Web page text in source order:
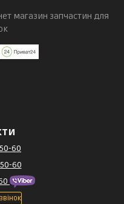
магазин запчастин для
60
60